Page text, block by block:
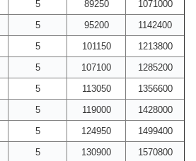
5 89250
1071000
5 95200
1142400
5 101150
1213800
5 107100
1285200
5 113050
1356600
5 119000
1428000
5 124950
1499400
5 130900
1570800